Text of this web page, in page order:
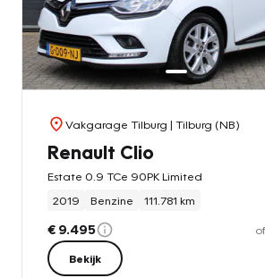
Vakgarage Tilburg | Tilburg (NB)
Renault Clio
Estate 0.9 TCe 90PK Limited
2019
Benzine 111.781 km
€ 9.495
Bekijk